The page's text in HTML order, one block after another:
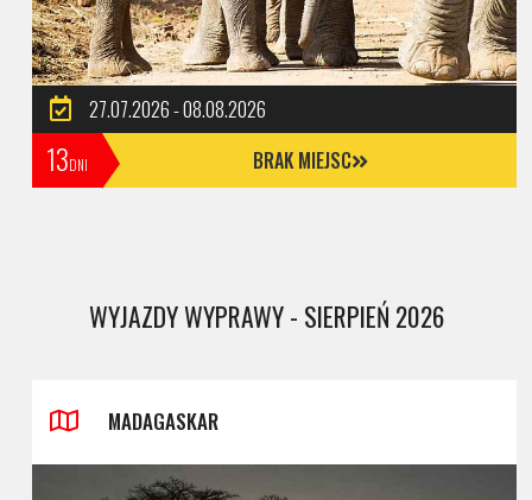
27.07.2026 - 08.08.2026
13DNI BRAK MIEJSC
WYJAZDY WYPRAWY - SIERPIEŃ 2026
MADAGASKAR